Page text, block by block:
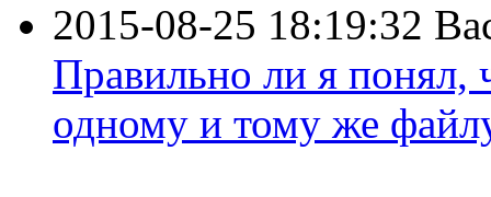
2015-08-25 18:19:32
Правильно ли я понял,
одному и тому же